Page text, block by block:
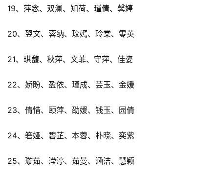
19、萍念、双澜、知荷、瑾倩、馨婷
20、翌文、蓉纳、玟嫣、玲棠、零英
21、琪馥、秋萍、文菲、守萍、佳姿
22、娇盼、盈依、瑾成、芸玉、金媛
23、倩惜、颐萍、劭媛、钱玉、园倩
24、箬娅、碧芷、本蓉、朴晓、奕紫
25、璇茹、滢渟、茹曼、涵洁、慧颖